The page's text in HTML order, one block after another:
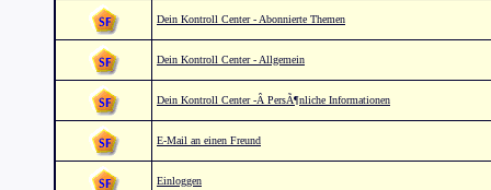
Dein Kontroll Center - Abonnierte Themen
Dein Kontroll Center - Allgemein
Dein Kontroll Center -Â PersÃ¶nliche Informationen
E-Mail an einen Freund
Einloggen